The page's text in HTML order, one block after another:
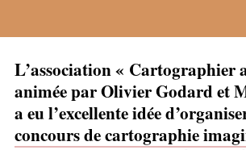
L’association « Cartographier
animée par Olivier Godard et
a eu l’excellente idée
concours de cartographie